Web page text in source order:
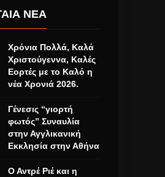
ΝΕΑ
Χρόνια Πολλά, Καλά
Χριστούγεννα, Καλές
Εορτές με το Καλό η
νέα Χρονιά 2026.
Γένεσις “γιορτή
φωτός” Συναυλία
στην Αγγλικανική
Εκκλησία στην Αθήνα
Ο Αντρέ Ριέ και η